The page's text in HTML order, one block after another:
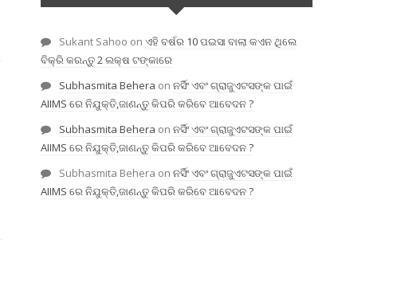
Sukant Sahoo on ଏହି ବର୍ଷର 10 ପଇସା ବାଲା କଏନ ଥିଲେ
ବିକ୍ରି କରନ୍ତୁ 2 ଲକ୍ଷ ଟଙ୍କାରେ
Subhasmita Behera on ନର୍ସିଂ ଏବଂ ଗ୍ରାଜୁଏଟସଙ୍କ ପାଇଁ
AIIMS ରେ ନିଯୁକ୍ତି,ଜାଣନ୍ତୁ କିପରି କରିବେ ଆବେଦନ ?
Subhasmita Behera on ନର୍ସିଂ ଏବଂ ଗ୍ରାଜୁଏଟସଙ୍କ ପାଇଁ
AIIMS ରେ ନିଯୁକ୍ତି,ଜାଣନ୍ତୁ କିପରି କରିବେ ଆବେଦନ ?
Subhasmita Behera on ନର୍ସିଂ ଏବଂ ଗ୍ରାଜୁଏଟସଙ୍କ ପାଇଁ
AIIMS ରେ ନିଯୁକ୍ତି,ଜାଣନ୍ତୁ କିପରି କରିବେ ଆବେଦନ ?